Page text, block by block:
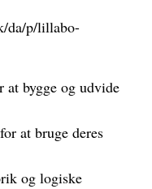
da/p/lillabo-
at bygge og udvide
at bruge deres
og logiske